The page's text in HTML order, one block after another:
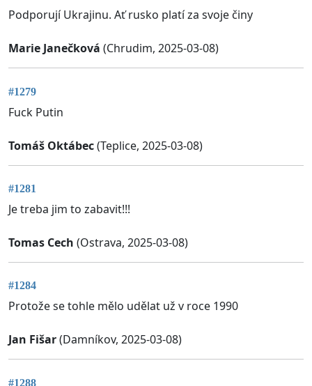
Podporují Ukrajinu. Ať rusko platí za svoje činy
Marie Janečková (Chrudim, 2025-03-08)
#1279
Fuck Putin
Tomáš Oktábec(Teplice, 2025-03-08)
#1281
Je treba jim to zabavit!!!
Tomas Cech (Ostrava, 2025-03-08)
#1284
Protože se tohle mělo udělat už v roce 1990
Jan Fišar(Damníkov, 2025-03-08)
#1288